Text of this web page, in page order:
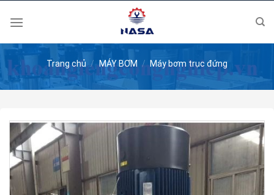
Trang chủ / MÁY BƠM / Máy bơm trục đứng